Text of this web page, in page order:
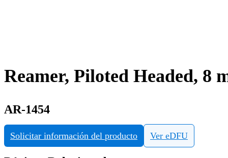
Reamer, Piloted Headed, 8
AR-1454
Solicitar información del producto Ver eDFU